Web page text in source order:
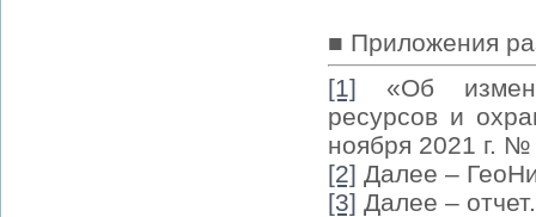
■ Приложения
[1] «Об
ресурсов и
ноября 2021 г.
[2] Далее –
[3] Далее –